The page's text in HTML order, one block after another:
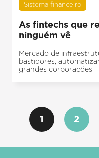
Sistema financeiro
As fintechs que
ninguém vê
Mercado de
bastidores,
grandes corporações
1 2